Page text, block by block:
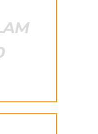
transfer etdi